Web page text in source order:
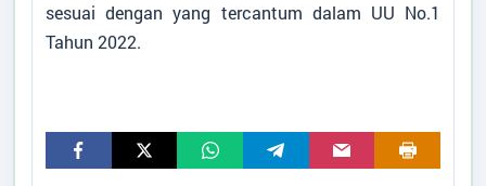
sesuai dengan yang tercantum dalam UU No.1
Tahun 2022.